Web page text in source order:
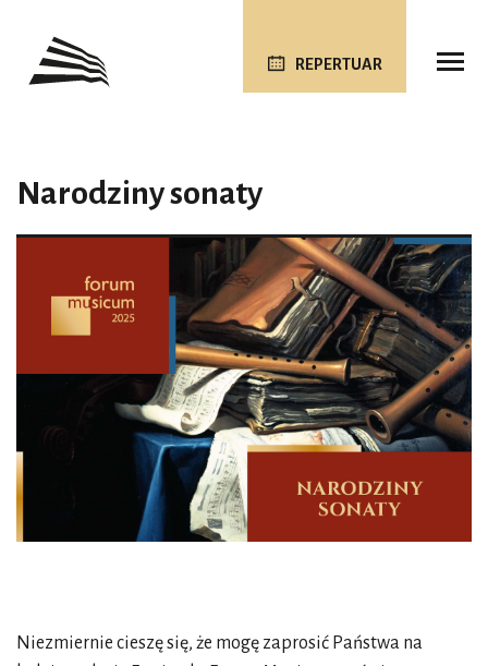
REPERTUAR
Narodziny sonaty
Niezmiernie cieszę się, że mogę zaprosić Państwa na